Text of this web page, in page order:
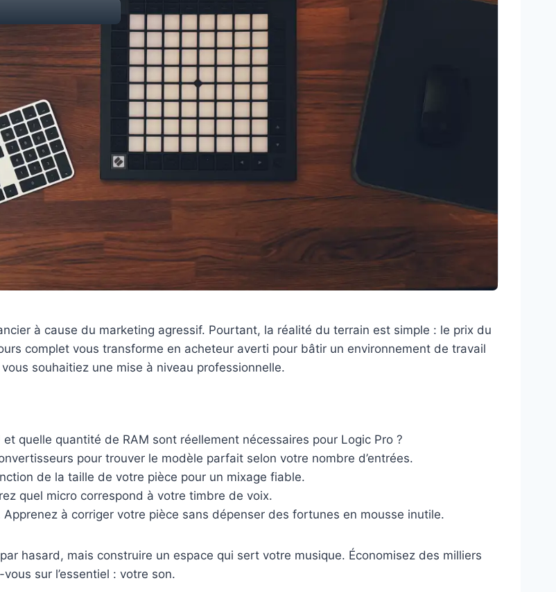
à cause du marketing agressif. Pourtant, la réalité du terrain est simple : le prix du
complet vous transforme en acheteur averti pour bâtir un environnement de travail
souhaitiez une mise à niveau professionnelle.
quelle quantité de RAM sont réellement nécessaires pour Logic Pro ?
pour trouver le modèle parfait selon votre nombre d’entrées.
de la taille de votre pièce pour un mixage fiable.
quel micro correspond à votre timbre de voix.
à corriger votre pièce sans dépenser des fortunes en mousse inutile.
hasard, mais construire un espace qui sert votre musique. Économisez des milliers
sur l’essentiel : votre son.